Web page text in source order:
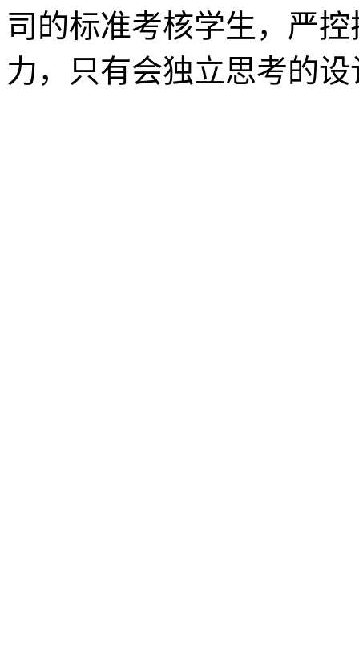
司的标准考核学生，严
力，只有会独立思考的